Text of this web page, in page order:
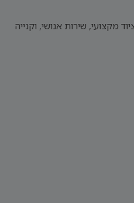
שירות אנושי, וקנייה